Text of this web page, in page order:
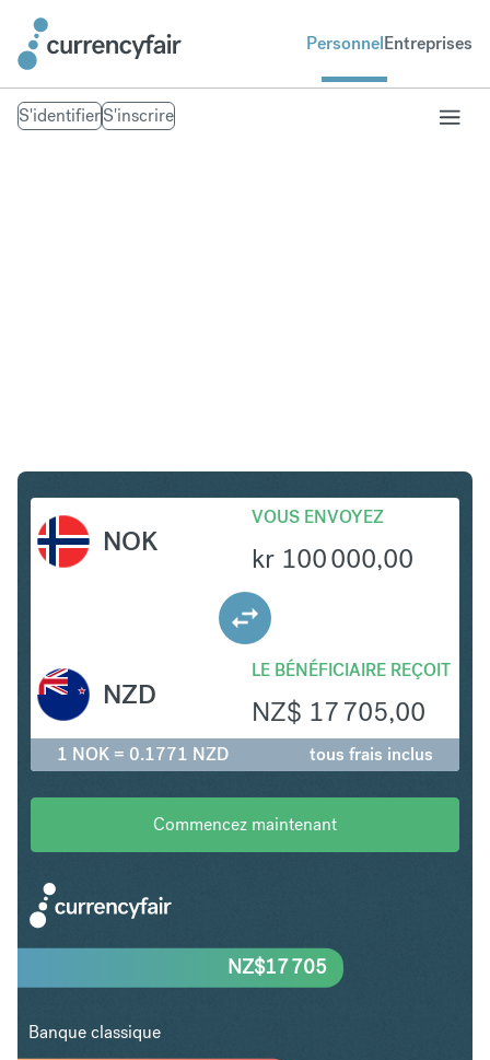
PersonnelEntreprises
S'identifierS'inscrire
NOK
VOUS ENVOYEZ
kr 100 000,00
LE BÉNÉFICIAIRE REÇOIT
NZ$ 17 705,00
NZD
1 NOK = 0.1771 NZD tous frais inclus
Commencez maintenant
NZ$17 705
Banque classique